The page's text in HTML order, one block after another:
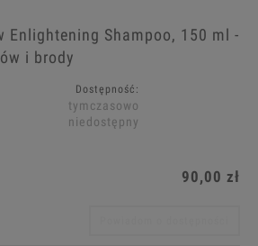
Enlightening Shampoo, 150 ml -
i brody
Dostępność:
tymczasowo
niedostępny
90,00 zł